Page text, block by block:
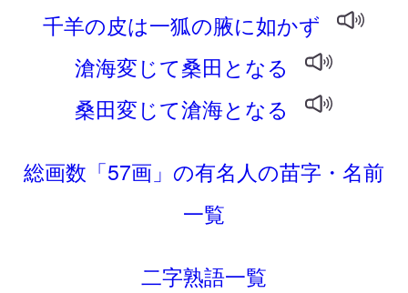
千羊の皮は一狐の腋に如かず
滄海変じて桑田となる
桑田変じて滄海となる
総画数「57画」の有名人の苗字・名前
一覧
二字熟語一覧